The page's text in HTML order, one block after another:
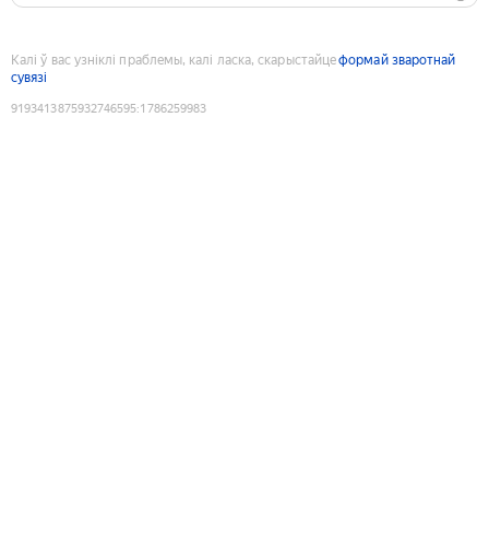
Калі ў вас узніклі праблемы, калі ласка, скарыстайцеформай зваротнай
сувязі
9193413875932746595:1786259983